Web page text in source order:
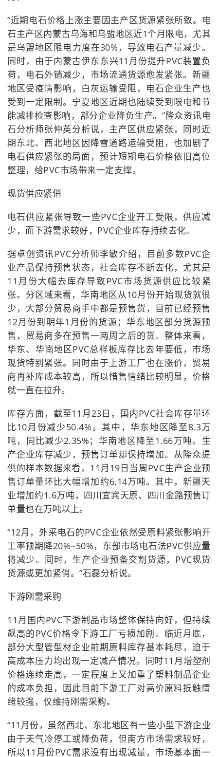
“近期电石价格上涨主要因主产区货源紧张所致。电
石主产区内蒙古乌海和乌盟地区近1个月限电，尤其
是乌盟地区限电力度在30%，导致电石产量减少。
同时，由于内蒙古伊东东兴11月份提升PVC装置负
荷，电石外销减少，市场流通货源愈发紧张。新疆
地区受疫情影响，白灰运输受阻，电石企业生产也
受到一定限制。宁夏地区近期也陆续受到限电和节
能减排检查影响，部分企业降负生产。”隆众资讯电
石分析师张仲英分析说，主产区供应紧张，同时近
期东北、西北地区因降雪道路运输受阻，也加剧了
电石供应紧张的局面，预计短期电石价格依旧高位
整理，给PVC市场带来一定支撑。
现货供应紧俏
电石供应紧张导致一些PVC企业开工受限，供应减
少，而下游需求较好，PVC企业库存持续去化。
据卓创资讯PVC分析师李敏介绍，目前多数PVC企
业产品保持预售状态，社会库存不断去化，尤其是
11月份大幅去库存导致PVC市场货源供应比较紧
张。分区域来看，华南地区从10月份开始现货就很
少，大部分贸易商手中都是预售货，目前已经预售
12月份到明年1月份的货源；华东地区部分货源预
售，贸易商多在预售一两周之后的货。整体来看，
华东、华南地区PVC总样板库存比去年要低，市场
现货特别紧张。同时由于上游工厂也在涨价，贸易
商再补库成本较高，所以惜售情绪比较明显，价格
就一直在拉升。
库存方面，截至11月23日，国内PVC社会库存量环
比10月份减少50.4%。其中，华东地区降至8.3万
吨，同比减少2.35%；华南地区降至1.66万吨。生
产企业库存减少，预售订单却保持增加。从隆众提
供的样本数据来看，11月19日当周PVC生产企业预
售订单量环比大幅增加约6.14万吨。其中，新疆天
业增加约1.6万吨，四川宜宾天原、四川金路预售订
单量也在万吨以上。
“12月，外采电石的PVC企业依然受原料紧张影响开
工率预期降20%~50%，东部市场电石法PVC供应量
将减少。同时，生产企业预备交割货源，PVC现货
货源或更加紧俏。”石磊分析说。
下游刚需采购
11月国内PVC下游制品市场整体保持向好，但持续
飙高的PVC价格令下游工厂亏损加剧。临近月底，
部分大型管型材企业前期原料库存基本耗尽，迫于
高成本压力均出现一定减产情况。同时11月增塑剂
价格连续走高，一定程度上又加重了塑料制品企业
的成本负担，因此目前下游工厂对高价原料抵触情
绪较强，仅维持刚需采购。
“11月份，虽然西北、东北地区有一些小型下游企业
由于天气冷停工或降负荷，但南方市场需求较好，
所以11月份PVC需求没有出现减量，市场基本面一